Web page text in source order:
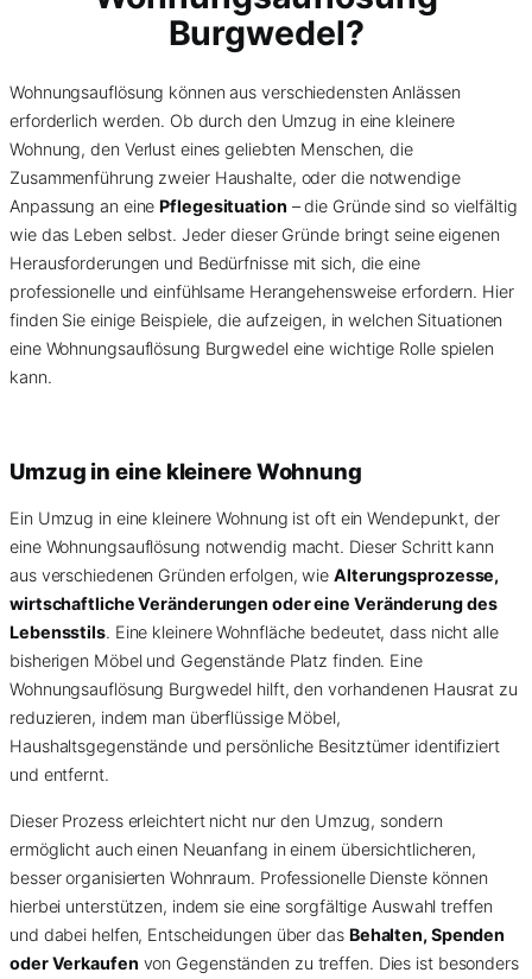
Burgwedel?
Wohnungsauflösung können aus verschiedensten Anlässen
erforderlich werden. Ob durch den Umzug in eine kleinere
Wohnung, den Verlust eines geliebten Menschen, die
Zusammenführung zweier Haushalte, oder die notwendige
Anpassung an einePflegesituation – die Gründe sind so vielfältig
wie das Leben selbst. Jeder dieser Gründe bringt seine eigenen
Herausforderungen und Bedürfnisse mit sich, die eine
professionelle und einfühlsame Herangehensweise erfordern. Hier
finden Sie einige Beispiele, die aufzeigen, in welchen Situationen
eine Wohnungsauflösung Burgwedel eine wichtige Rolle spielen
kann.
Umzug in eine kleinere Wohnung
Ein Umzug in eine kleinere Wohnung ist oft ein Wendepunkt, der
eine Wohnungsauflösung notwendig macht. Dieser Schritt kann
aus verschiedenen Gründen erfolgen, wie Alterungsprozesse,
wirtschaftliche Veränderungen oder eine Veränderung des
Lebensstils. Eine kleinere Wohnfläche bedeutet, dass nicht alle
bisherigen Möbel und Gegenstände Platz finden. Eine
Wohnungsauflösung Burgwedel hilft, den vorhandenen Hausrat zu
reduzieren, indem man überflüssige Möbel,
Haushaltsgegenstände und persönliche Besitztümer identifiziert
und entfernt.
Dieser Prozess erleichtert nicht nur den Umzug, sondern
ermöglicht auch einen Neuanfang in einem übersichtlicheren,
besser organisierten Wohnraum. Professionelle Dienste können
hierbei unterstützen, indem sie eine sorgfältige Auswahl treffen
und dabei helfen, Entscheidungen über das Behalten, Spenden
oder Verkaufen von Gegenständen zu treffen. Dies ist besonders